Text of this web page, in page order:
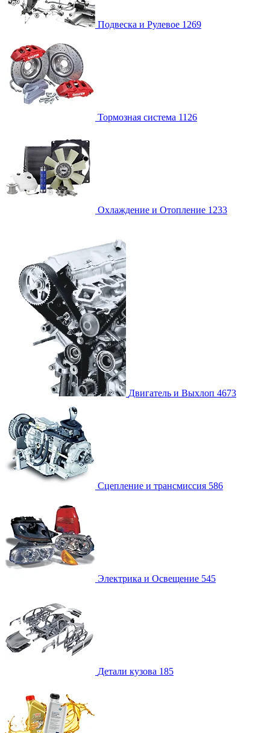
Подвеска и Рулевое 1269
Тормозная система 1126
Охлаждение и Отопление 1233
Двигатель и Выхлоп 4673
Сцепление и трансмиссия 586
Электрика и Освещение 545
Детали кузова 185